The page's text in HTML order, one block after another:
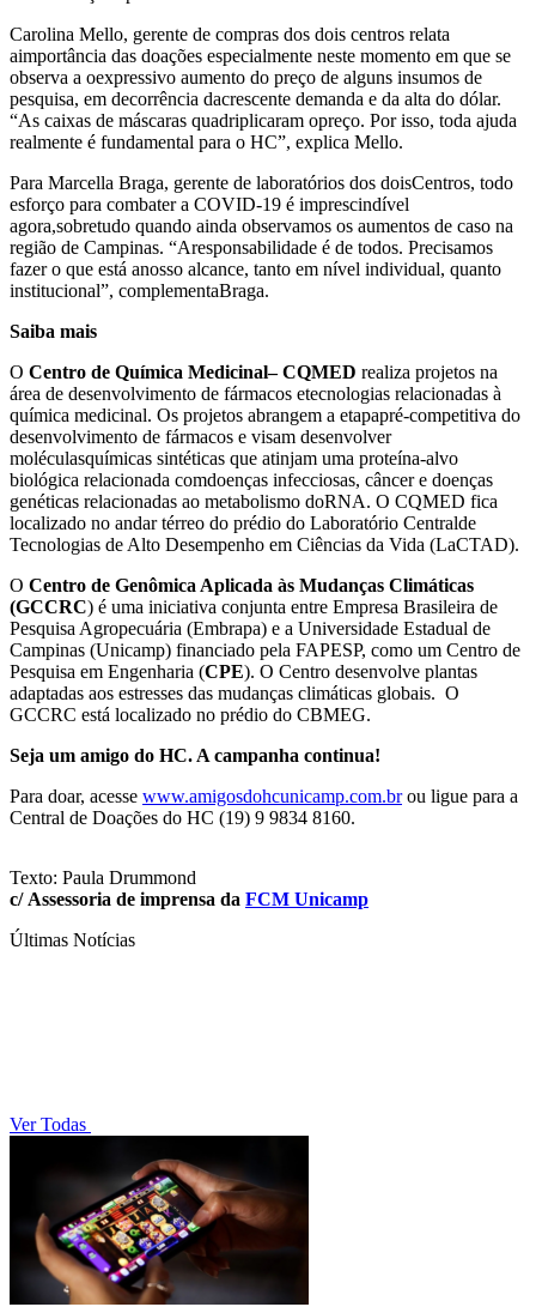
Carolina Mello, gerente de compras dos dois centros relata
aimportância das doações especialmente neste momento em que se
observa a oexpressivo aumento do preço de alguns insumos de
pesquisa, em decorrência dacrescente demanda e da alta do dólar.
“As caixas de máscaras quadriplicaram opreço. Por isso, toda ajuda
realmente é fundamental para o HC”, explica Mello.
Para Marcella Braga, gerente de laboratórios dos doisCentros, todo
esforço para combater a COVID-19 é imprescindível
agora,sobretudo quando ainda observamos os aumentos de caso na
região de Campinas. “Aresponsabilidade é de todos. Precisamos
fazer o que está anosso alcance, tanto em nível individual, quanto
institucional”, complementaBraga.
Saiba mais
O Centro de Química Medicinal– CQMED realiza projetos na
área de desenvolvimento de fármacos etecnologias relacionadas à
química medicinal. Os projetos abrangem a etapapré-competitiva do
desenvolvimento de fármacos e visam desenvolver
moléculasquímicas sintéticas que atinjam uma proteína-alvo
biológica relacionada comdoenças infecciosas, câncer e doenças
genéticas relacionadas ao metabolismo doRNA. O CQMED fica
localizado no andar térreo do prédio do Laboratório Centralde
Tecnologias de Alto Desempenho em Ciências da Vida (LaCTAD).
O Centro de Genômica Aplicada às Mudanças Climáticas
(GCCRC) é uma iniciativa conjunta entre Empresa Brasileira de
Pesquisa Agropecuária (Embrapa) e a Universidade Estadual de
Campinas (Unicamp) financiado pela FAPESP, como um Centro de
Pesquisa em Engenharia (CPE). O Centro desenvolve plantas
adaptadas aos estresses das mudanças climáticas globais. O
GCCRC está localizado no prédio do CBMEG.
Seja um amigo do HC. A campanha continua!
Para doar, acesse www.amigosdohcunicamp.com.brou ligue para a
Central de Doações do HC (19) 9 9834 8160.
Texto: Paula Drummond
c/ Assessoria de imprensa da FCM Unicamp
Últimas Notícias
Ver Todas